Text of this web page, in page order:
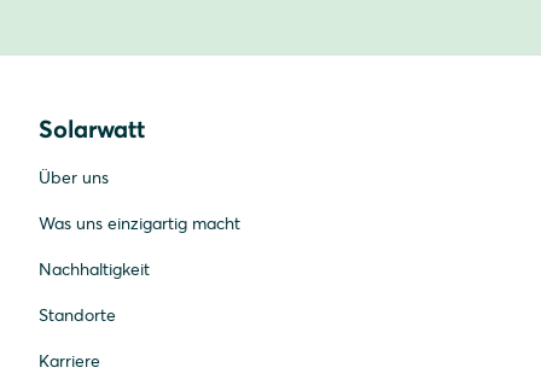
Solarwatt
Über uns
Was uns einzigartig macht
Nachhaltigkeit
Standorte
Karriere